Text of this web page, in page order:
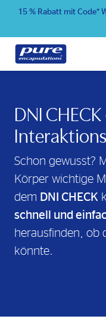
Direkt
Inhalt
15 % Rabatt mit Code*
DNI CHECK
Schon gewusst?
Körper wichtige
dem DNI CHECK
schnell und
herausfinden, ob
könnte.